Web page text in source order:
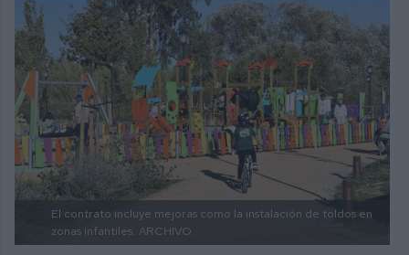
El contrato incluye mejoras como la instalación de toldos en
zonas infantiles. ARCHIVO.